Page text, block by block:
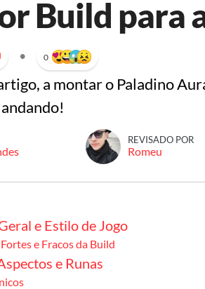
Build para
• 0
a montar o Paladino
REVISADO POR
Romeu
e Estilo de Jogo
e Fracos da Build
e Runas